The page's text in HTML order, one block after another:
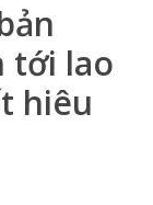
tới lao
hiêu